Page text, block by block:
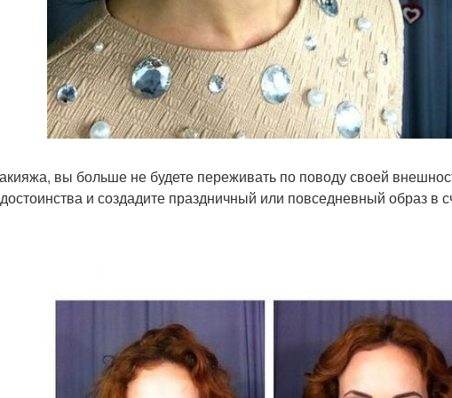
вы больше не будете переживать по поводу своей
и создадите праздничный или повседневный образ в